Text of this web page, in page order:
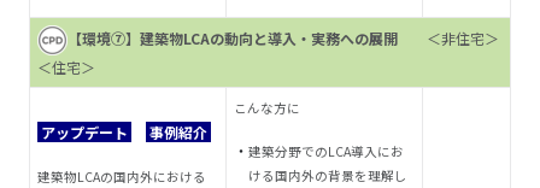
【環境⑦】建築物LCAの動向と導入・実務への展開 ＜非住宅＞
＜住宅＞
アップデート 事例紹介
建築物LCAの国内外における
こんな方に
建築分野でのLCA導入にお
ける国内外の背景を理解し